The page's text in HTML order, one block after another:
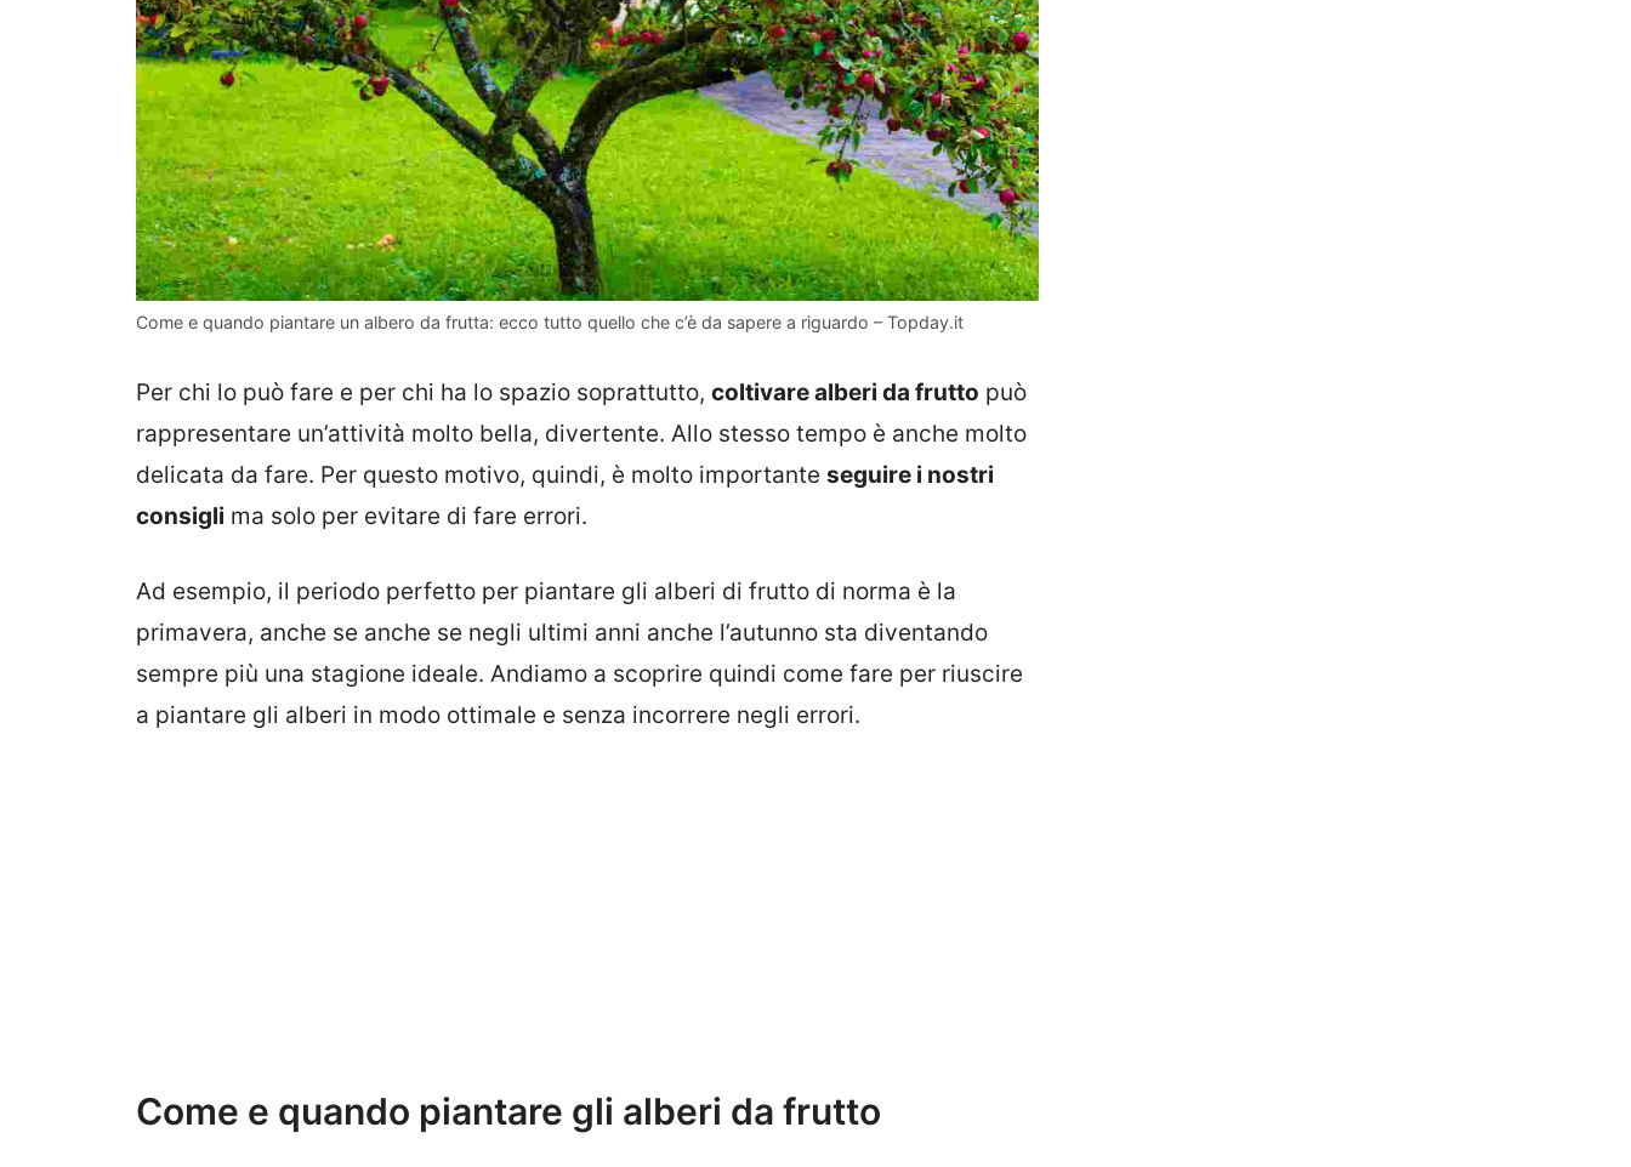
Come e quando piantare un albero da frutta: ecco tutto quello che c’è da sapere a riguardo – Topday.it
Per chi lo può fare e per chi ha lo spazio soprattutto, coltivare alberi da frutto può
rappresentare un’attività molto bella, divertente. Allo stesso tempo è anche molto
delicata da fare. Per questo motivo, quindi, è molto importante seguire i nostri
consigli ma solo per evitare di fare errori.
Ad esempio, il periodo perfetto per piantare gli alberi di frutto di norma è la
primavera, anche se anche se negli ultimi anni anche l’autunno sta diventando
sempre più una stagione ideale. Andiamo a scoprire quindi come fare per riuscire
a piantare gli alberi in modo ottimale e senza incorrere negli errori.
Come e quando piantare gli alberi da frutto